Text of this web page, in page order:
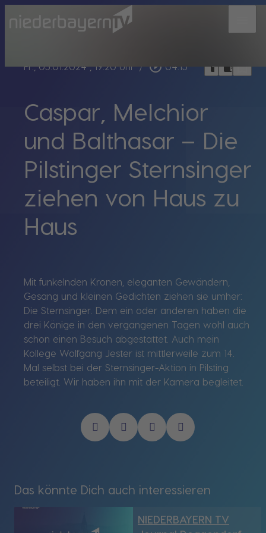
Fr., 05.01.2024, 19:20 Uhr / play_circle_outline 04:15 headphoneschrome_reader_modebookmark_border
Caspar, Melchior
und Balthasar – Die
Pilstinger Sternsinger
ziehen von Haus zu
Haus
Mit funkelnden Kronen, eleganten Gewändern,
Gesang und kleinen Gedichten ziehen sie umher:
Die Sternsinger. Dem ein oder anderen haben die
drei Könige in den vergangenen Tagen wohl auch
schon einen Besuch abgestattet. Auch mein
Kollege Wolfgang Jester ist mittlerweile zum 14.
Mal selbst bei der Sternsinger-Aktion in Pilsting
beteiligt. Wir haben ihn mit der Kamera begleitet.
Das könnte Dich auch interessieren
NIEDERBAYERN TV